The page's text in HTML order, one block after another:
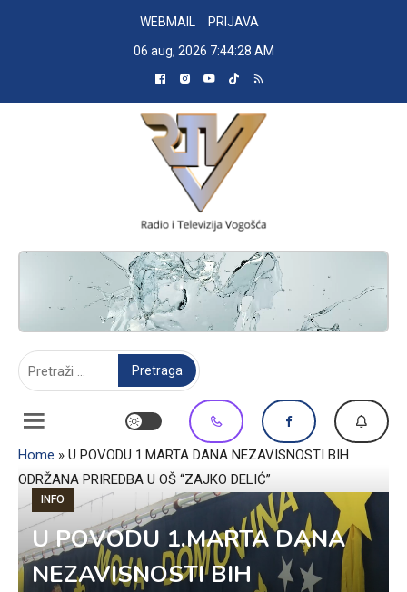
WEBMAIL
PRIJAVA
06 aug, 2026 7:44:29 AM
RADIO TELEVIZIJA VOGOŠĆA
Home » U POVODU 1.MARTA DANA NEZAVISNOSTI BIH
ODRŽANA PRIREDBA U OŠ “ZAJKO DELIĆ”
INFO
U POVODU 1.MARTA DANA
NEZAVISNOSTI BIH